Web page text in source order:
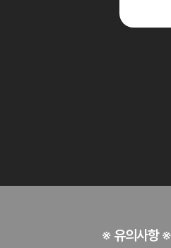
※ 유의사항 ※